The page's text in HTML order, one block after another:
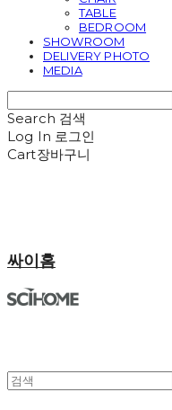
TABLE
BEDROOM
SHOWROOM
DELIVERY PHOTO
MEDIA
Search 검색
Log In 로그인
Cart장바구니
싸이홈